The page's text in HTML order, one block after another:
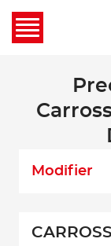
Modifier